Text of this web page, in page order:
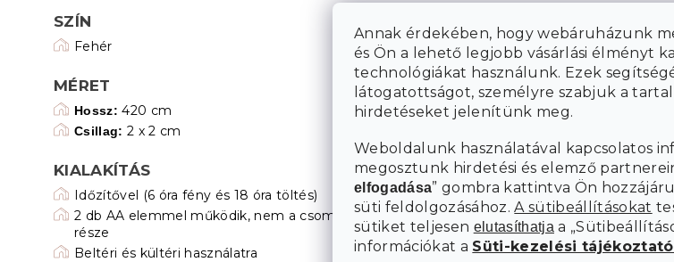
Annak érdekében, hogy webáruházunk
és Ön a lehető legjobb vásárlási élményt
technológiákat használunk. Ezek
látogatottságot, személyre szabjuk a
hirdetéseket jelenítünk meg.
Weboldalunk használatával kapcsolatos
megosztunk hirdetési és elemző
elfogadása” gombra kattintva Ön
süti feldolgozásához.A sütibeállításokat
sütiket teljesen elutasíthatja a
információkat a Süti-kezelési
SZÍN
Fehér
MÉRET
Hossz: 420 cm
Csillag: 2 x 2 cm
KIALAKÍTÁS
Időzítővel (6 óra fény és 18 óra töltés)
2 db AA elemmel működik, nem a csomag
része
Beltéri és kültéri használatra
karácsonyfák díszítésére azonban
anyagot is felhasználnak. Az alap a
különösen a fehér és az ezüst.
északiakdecember 24-én ünnepelnek,
ajándékoznak. A karácsony napját sok
ünnepi nap általában reggel
indul,különböző programokkal
közös vacsorávalés ajándékozással